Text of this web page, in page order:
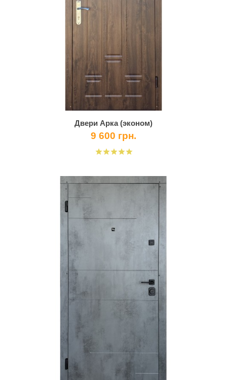
Двери Арка (эконом)
9 600 грн.